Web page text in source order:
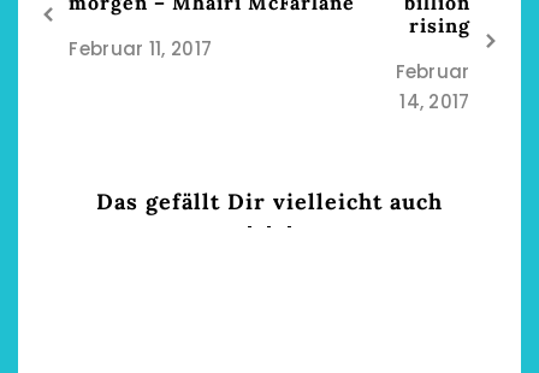
Februar 11, 2017
rising
Februar
14, 2017
Das gefällt Dir vielleicht auch